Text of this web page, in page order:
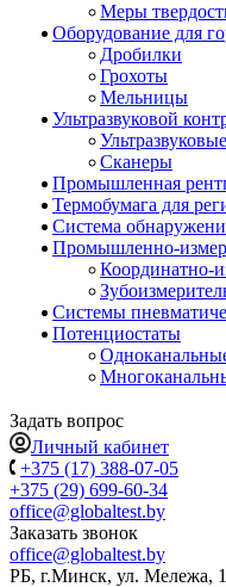
Меры
Оборудование для
Дробилки
Грохоты
Мельницы
Ультразвуковой
Сканеры
Промышленная
Термобумага для
Система
Промышленно-
Координатно-
Системы
Потенциостаты
Задать вопрос
Личный кабинет
+375 (17) 388-07-05
+375 (29) 699-60-34
office@globaltest.by
Заказать звонок
office@globaltest.by
РБ, г.Минск, ул. Мележа,